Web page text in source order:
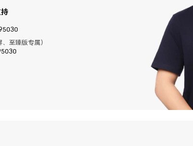
至臻版专属）